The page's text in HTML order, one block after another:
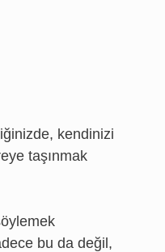
kendinizi
taşınmak
bu da değil,